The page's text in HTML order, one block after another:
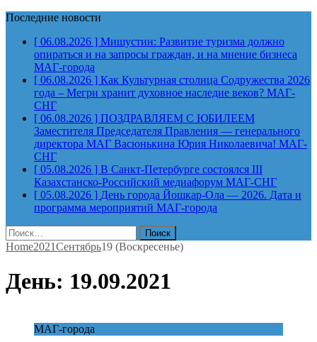
Последние новости
[ 06.08.2026 ] Мишустин: Развитие туризма должно
опираться и на запросы граждан, и на мнение бизнеса
МАГ-города
[ 06.08.2026 ] Как Культурная столица Содружества 2026
года – Мегри хранит духовное наследие веков? МАГ-
СНГ
[ 06.08.2026 ] ПОЗДРАВЛЯЕМ С ЮБИЛЕЕМ
Заместителя Председателя Правления — генерального
директора МАГ Васюнькина Юрия Николаевича! МАГ-
СНГ
[ 05.08.2026 ] В Санкт-Петербурге состоялся III
Казахстанско-Российский медиафорум МАГ-СНГ
[ 05.08.2026 ] День города Йошкар-Ола — 2026. Дата и
программа мероприятий МАГ-города
Найти:
Home2021Сентябрь19 (Воскресенье)
День: 19.09.2021
МАГ-города